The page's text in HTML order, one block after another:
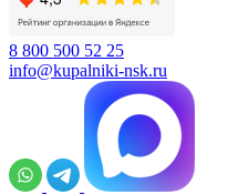
8 800 500 52 25
info@kupalniki-nsk.ru